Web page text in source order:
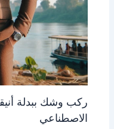
ركب وشك ببدلة
الاصطناعي